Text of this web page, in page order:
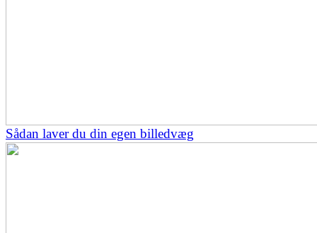
Sådan laver du din egen billedvæg